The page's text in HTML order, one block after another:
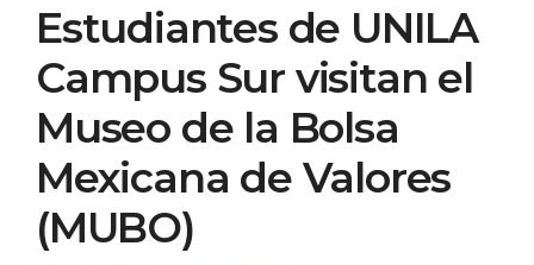
Estudiantes de UNILA
Campus Sur visitan el
Museo de la Bolsa
Mexicana de Valores
(MUBO)